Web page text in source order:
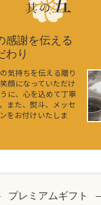
感謝を伝える
わり
気持ちを伝える贈り
顔になっていただけ
に、心を込めて丁寧
また、熨斗、メッセ
をお付けいたしま
プレミアムギフト